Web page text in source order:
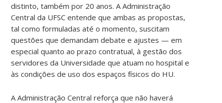
distinto, também por 20 anos. A Administração
Central da UFSC entende que ambas as propostas,
tal como formuladas até o momento, suscitam
questões que demandam debate e ajustes — em
especial quanto ao prazo contratual, à gestão dos
servidores da Universidade que atuam no hospital e
às condições de uso dos espaços físicos do HU.
A Administração Central reforça que não haverá